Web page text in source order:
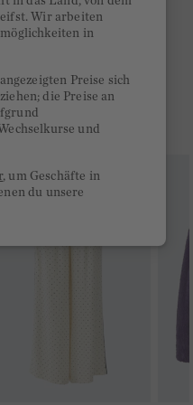
Wir arbeiten
in
Preise sich
die Preise an
und
, um Geschäfte in
du unsere